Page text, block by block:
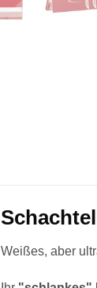
Weißes, aber